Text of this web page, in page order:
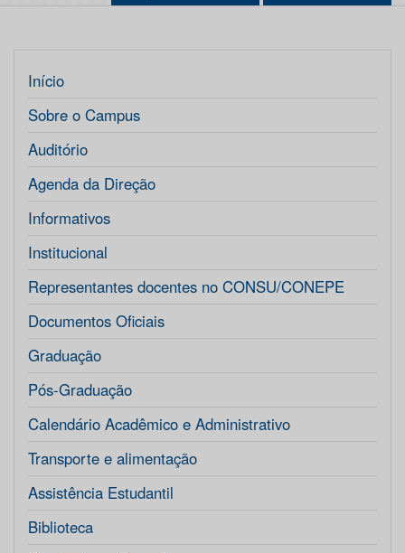
Início
Sobre o Campus
Auditório
Agenda da Direção
Informativos
Institucional
Representantes docentes no CONSU/CONEPE
Documentos Oficiais
Graduação
Pós-Graduação
Calendário Acadêmico e Administrativo
Transporte e alimentação
Assistência Estudantil
Biblioteca